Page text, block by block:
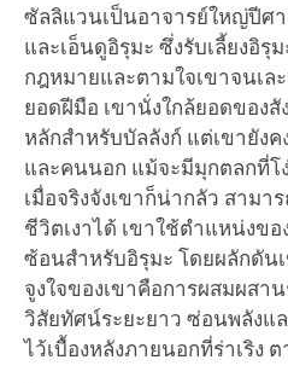
ซัลลิแวนเป็นอาจารย์ใหญ่ปีศา
และเอ็นดูอิรุมะ ซึ่งรับเลี้ยงอิรุ
กฎหมายและตามใจเขาจนเล
ยอดฝีมือ เขานั่งใกล้ยอดของ
หลักสำหรับบัลลังก์ แต่เขายัง
และคนนอก แม้จะมีมุกตลกที่โ
เมื่อจริงจังเขาก็น่ากลัว สามา
ชีวิตเงาได้ เขาใช้ตำแหน่งข
ซ้อนสำหรับอิรุมะ โดยผลักดัน
จูงใจของเขาคือการผสมผสา
วิสัยทัศน์ระยะยาว ซ่อนพลัง
ไว้เบื้องหลังภายนอกที่ร่าเริง